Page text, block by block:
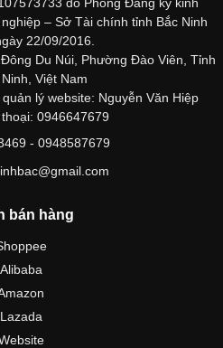
– Sở Tài chính tỉnh Bắc Ninh
22/09/2016.
Du Núi, Phường Đào Viên, Tỉnh
Việt Nam
lý website: Nguyễn Văn Hiệp
0946647679
- 0948587679
bán hàng
Alibaba
Lazada